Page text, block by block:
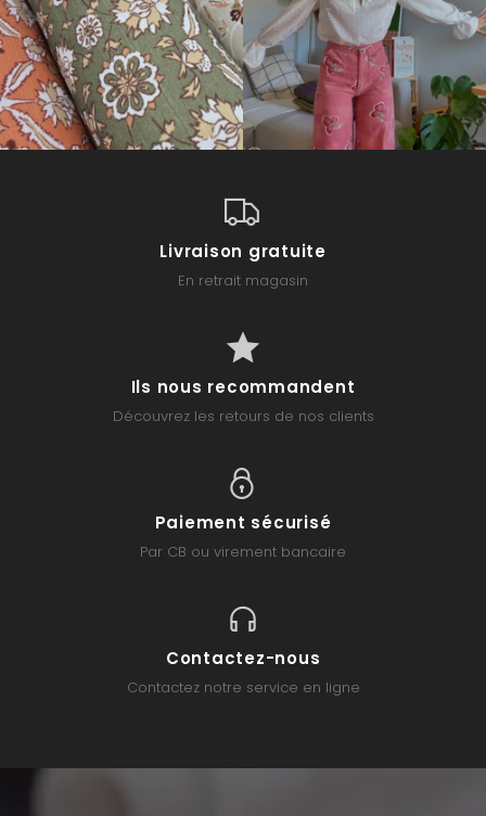
Livraison gratuite
En retrait magasin
Ils nous recommandent
Découvrez les retours de nos clients
Paiement sécurisé
Par CB ou virement bancaire
Contactez-nous
Contactez notre service en ligne